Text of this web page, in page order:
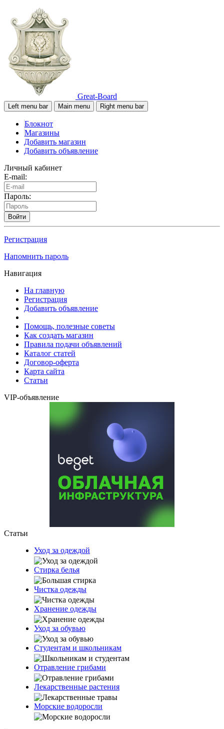
Great-Board
Left menu bar Main menu Right menu bar
Блокнот
Магазины
Добавить магазин
Добавить объявление
Личный кабинет
E-mail:
Пароль:
Войти
Регистрация
Напомнить пароль
Навигация
На главную
Регистрация
Добавить объявление
Помощь, полезные советы
Как создать магазин
Правила подачи объявлений
Каталог статей
Договор-оферта
Карта сайта
Статьи
VIP-объявление
Статьи
Уход за одеждой
Стирка белья
Чистка одежды
Хранение одежды
Уход за обувью
Студентам и школьникам
Отравление грибами
Лекарственные растения
Морские водоросли